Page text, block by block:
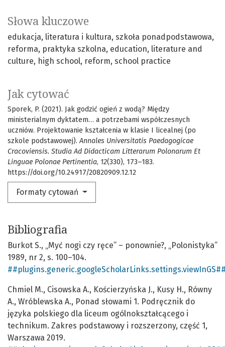
Słowa kluczowe
edukacja literatura i kultura szkoła ponadpodstawowa
reforma praktyka szkolna education literature and
culture
high school reform school practice
Jak cytować
Sporek, P. (2021). Jak godzić ogień z wodą? Między
ministerialnym dyktatem… a potrzebami współczesnych
uczniów. Projektowanie kształcenia w klasie I licealnej (po
szkole podstawowej).Annales Universitatis Paedagogicae
Cracoviensis. Studia Ad Didacticam Litterarum Polonarum Et
Linguae Polonae Pertinentia, 12(330), 173–183.
https://doi.org/10.24917/20820909.12.12
Formaty cytowań
Bibliografia
Burkot S., „Myć nogi czy ręce” – ponownie?, „Polonistyka”
1989, nr 2, s. 100–104.
Chmiel M., Cisowska A., Kościerzyńska J., Kusy H., Równy
A., Wróblewska A., Ponad słowami 1. Podręcznik do
języka polskiego dla liceum ogólnokształcącego i
technikum. Zakres podstawowy i rozszerzony, część 1,
Warszawa 2019.